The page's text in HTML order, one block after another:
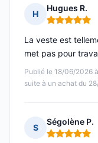
H
Hugues R.
Note : 5 sur 5
Publié le 18/06/2026
suite à un achat du
La veste est
met pas pour
S
Ségolène P.
Note : 5 sur 5